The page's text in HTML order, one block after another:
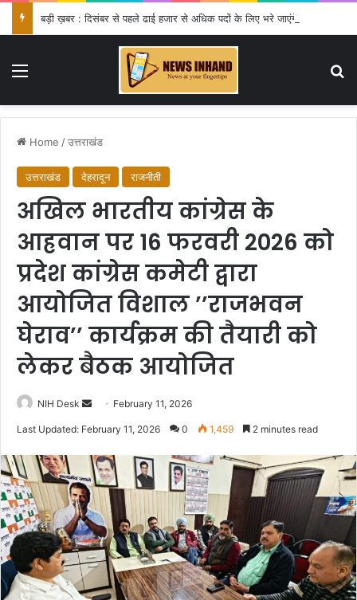
बड़ी ख़बर : दिसंबर से पहले ढाई हजार से अधिक पदों के लिए भरे जाएंगे फार्म
Menu
Home /उत्तराखंड
उत्तराखंड देहरादून राजनीती
अखिल भारतीय कांग्रेस के
आह्रवान पर 16 फरवरी 2026 को
प्रदेश कांग्रेस कमेटी द्वारा
आयोजित विशाल ’’राजभवन
घेराव’’ कार्यक्रम की तैयारी को
लेकर बैठक आयोजित
NIH Desk
Send February 11, 2026
Last Updated: February 11, 2026 0 1,459 2 minutes read